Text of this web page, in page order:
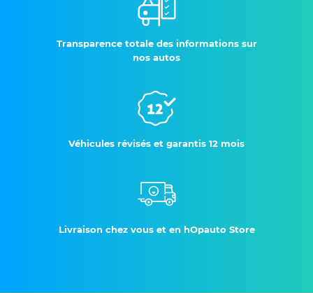
Transparence totale des informations sur
nos autos
Véhicules révisés et garantis 12 mois
Livraison chez vous et en hOpauto Store